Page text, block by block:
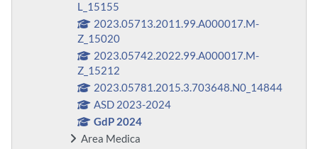
L_15155
2023.05713.2011.99.A000017.M-
Z_15020
2023.05742.2022.99.A000017.M-
Z_15212
2023.05781.2015.3.703648.N0_14844
ASD 2023-2024
GdP 2024
Area Medica